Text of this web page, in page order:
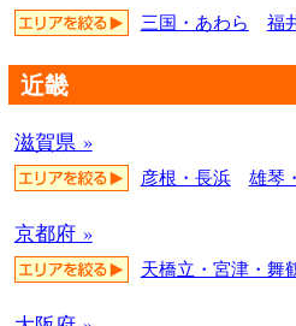
三国・あわら 福
近畿
滋賀県 »
彦根・長浜 雄琴
京都府 »
天橋立・宮津・舞